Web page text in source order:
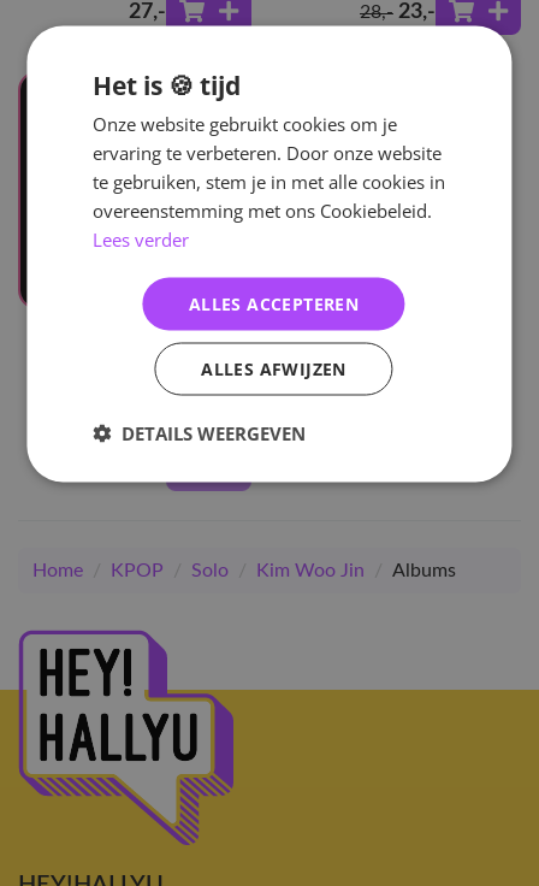
27,- 28,- 23,-
UITVERKOCHT
Kim Woo Jin
The Moment: 未成年, A
Home / KPOP / Solo / Kim Woo Jin / Albums
Het is 🍪 tijd
Onze website gebruikt cookies om je
ervaring te verbeteren. Door onze website
te gebruiken, stem je in met alle cookies in
overeenstemming met ons Cookiebeleid.
Lees verder
ALLES ACCEPTEREN
ALLES AFWIJZEN
DETAILS WEERGEVEN